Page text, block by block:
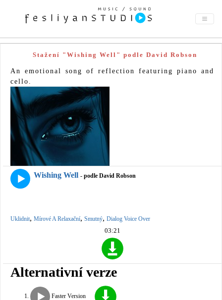
Stažení "Wishing Well" podle David Robson
An emotional song of reflection featuring piano and
cello.
Wishing Well - podle David Robson
Uklidnit, Mírové A Relaxační, Smutný, Dialog Voice Over
03:21
Alternativní verze
Faster Version